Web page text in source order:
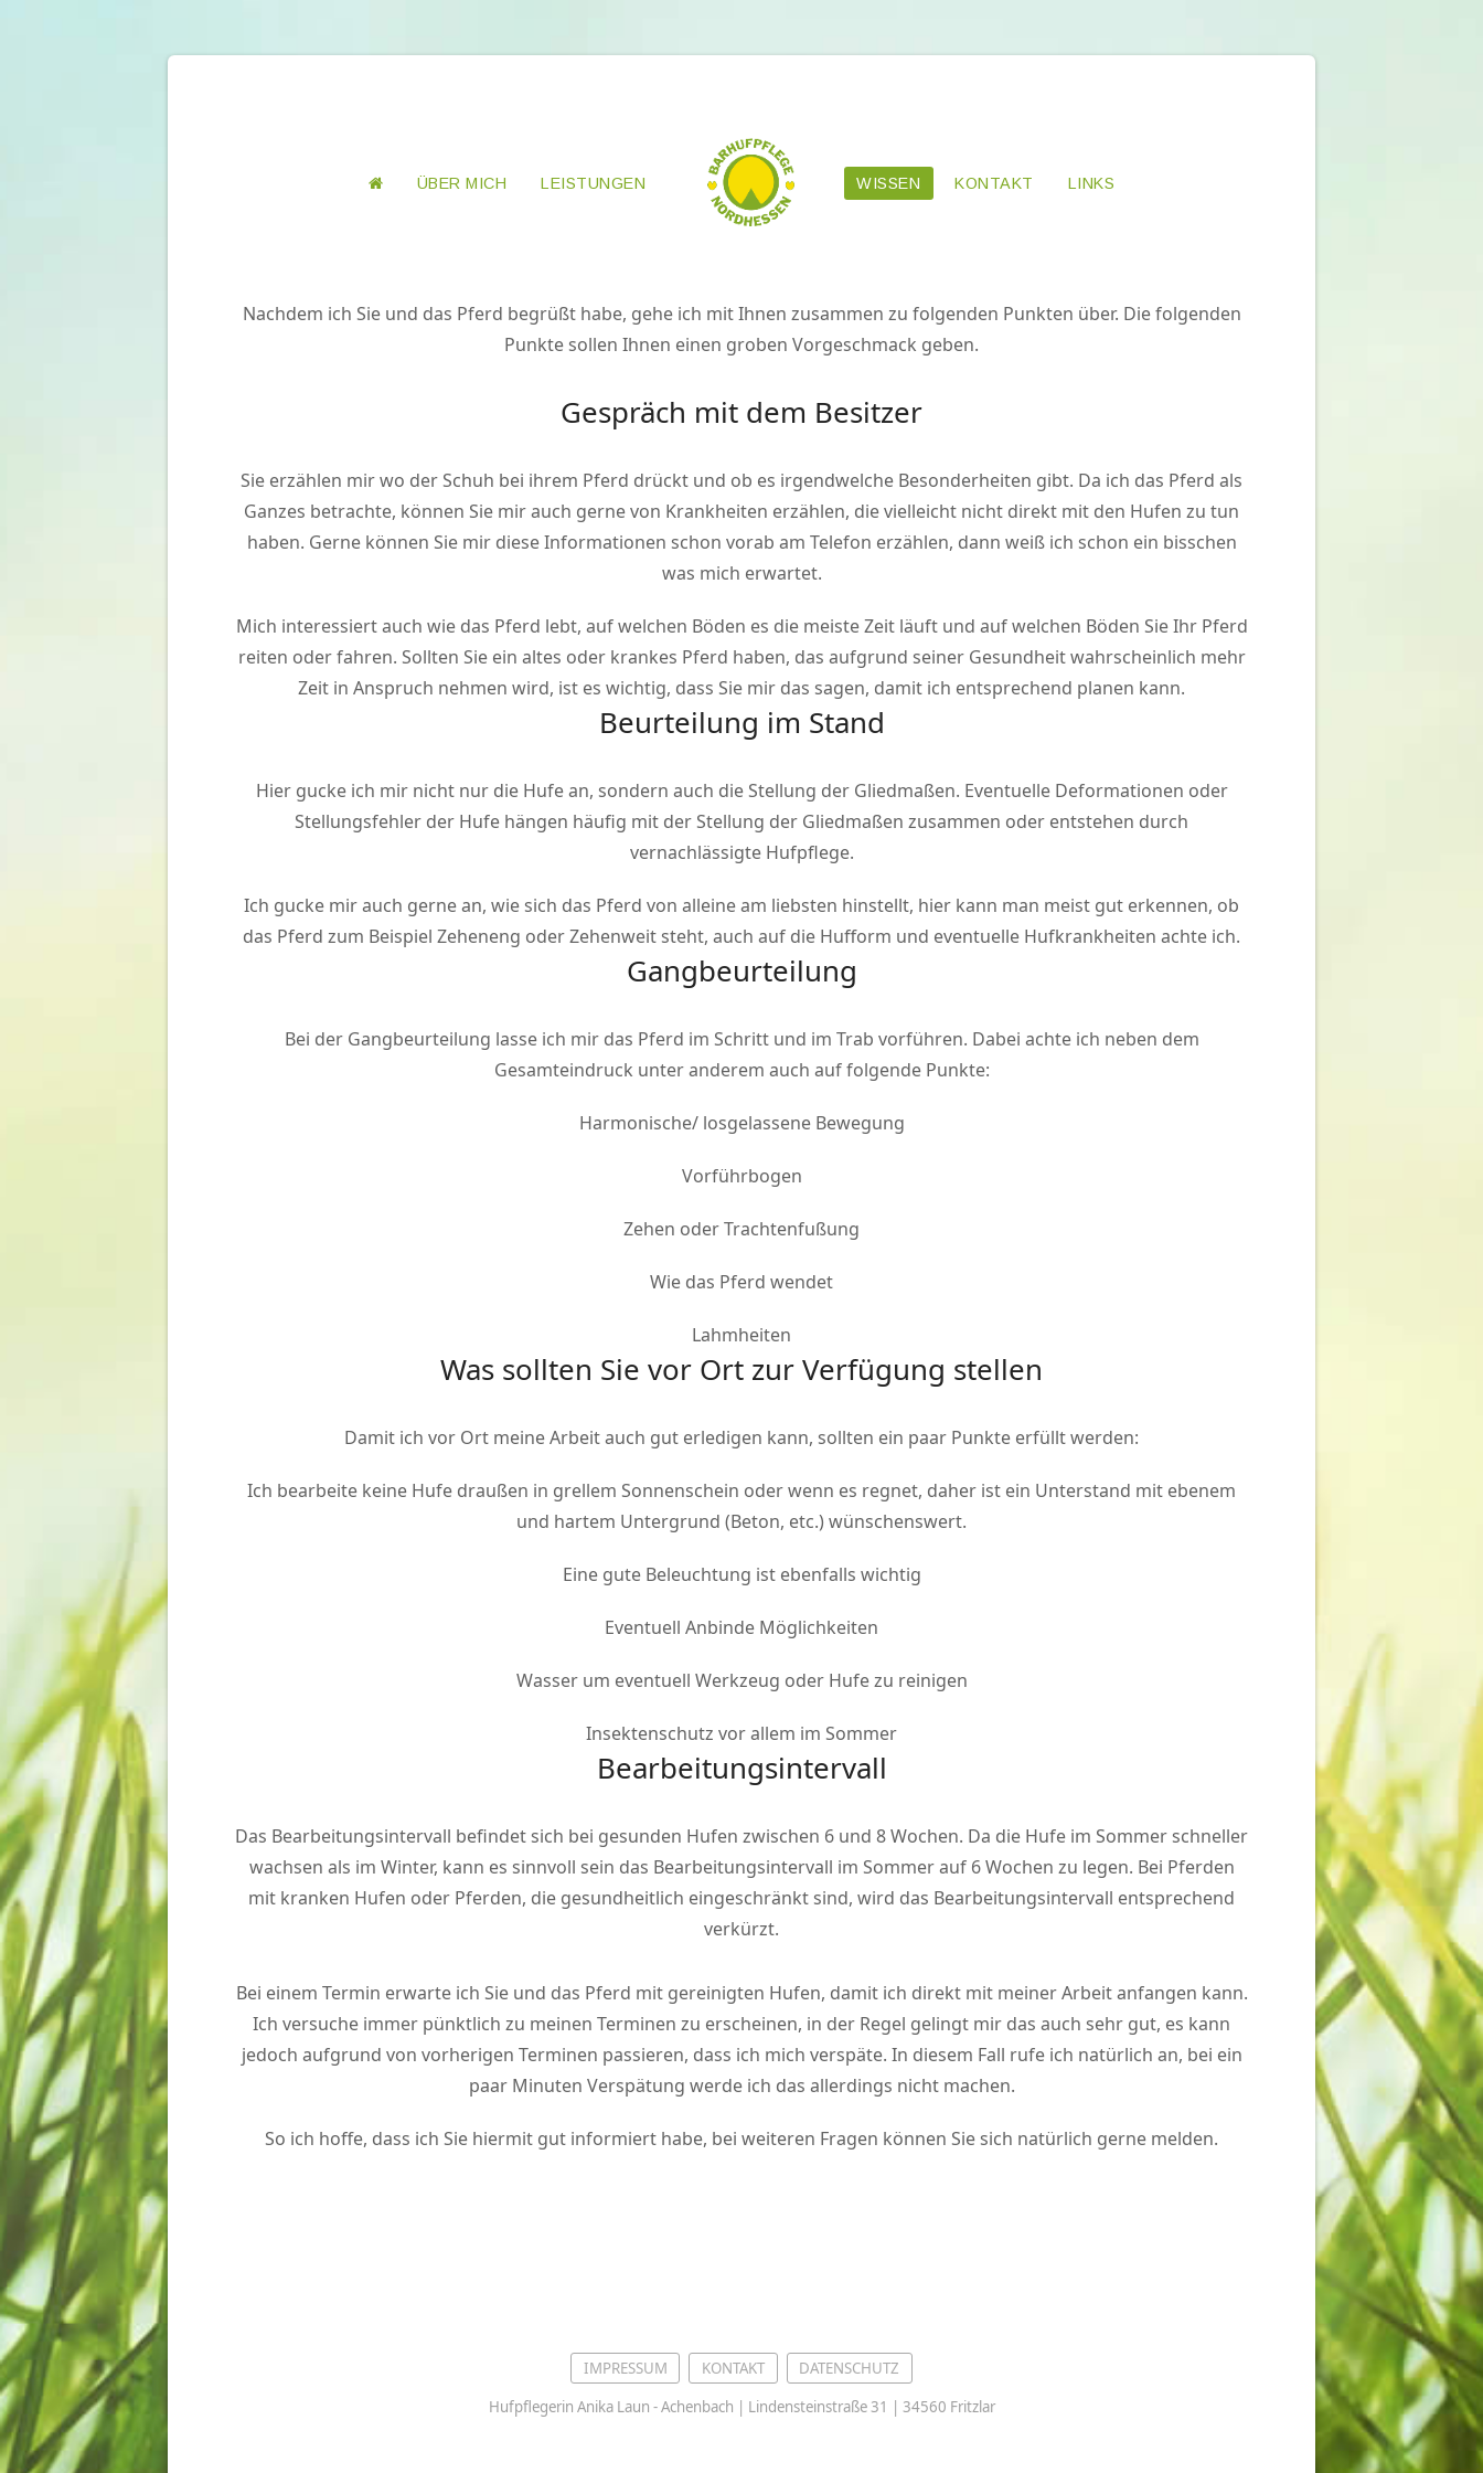
ÜBER MICH LEISTUNGEN WISSEN KONTAKT LINKS
Nachdem ich Sie und das Pferd begrüßt habe, gehe ich mit Ihnen zusammen zu folgenden Punkten über. Die folgenden
Punkte sollen Ihnen einen groben Vorgeschmack geben.
Gespräch mit dem Besitzer
Sie erzählen mir wo der Schuh bei ihrem Pferd drückt und ob es irgendwelche Besonderheiten gibt. Da ich das Pferd als
Ganzes betrachte, können Sie mir auch gerne von Krankheiten erzählen, die vielleicht nicht direkt mit den Hufen zu tun
haben. Gerne können Sie mir diese Informationen schon vorab am Telefon erzählen, dann weiß ich schon ein bisschen
was mich erwartet.
Mich interessiert auch wie das Pferd lebt, auf welchen Böden es die meiste Zeit läuft und auf welchen Böden Sie Ihr Pferd
reiten oder fahren. Sollten Sie ein altes oder krankes Pferd haben, das aufgrund seiner Gesundheit wahrscheinlich mehr
Zeit in Anspruch nehmen wird, ist es wichtig, dass Sie mir das sagen, damit ich entsprechend planen kann.
Beurteilung im Stand
Hier gucke ich mir nicht nur die Hufe an, sondern auch die Stellung der Gliedmaßen. Eventuelle Deformationen oder
Stellungsfehler der Hufe hängen häufig mit der Stellung der Gliedmaßen zusammen oder entstehen durch
vernachlässigte Hufpflege.
Ich gucke mir auch gerne an, wie sich das Pferd von alleine am liebsten hinstellt, hier kann man meist gut erkennen, ob
das Pferd zum Beispiel Zeheneng oder Zehenweit steht, auch auf die Hufform und eventuelle Hufkrankheiten achte ich.
Gangbeurteilung
Bei der Gangbeurteilung lasse ich mir das Pferd im Schritt und im Trab vorführen. Dabei achte ich neben dem
Gesamteindruck unter anderem auch auf folgende Punkte:
Harmonische/ losgelassene Bewegung
Vorführbogen
Zehen oder Trachtenfußung
Wie das Pferd wendet
Lahmheiten
Was sollten Sie vor Ort zur Verfügung stellen
Damit ich vor Ort meine Arbeit auch gut erledigen kann, sollten ein paar Punkte erfüllt werden:
Ich bearbeite keine Hufe draußen in grellem Sonnenschein oder wenn es regnet, daher ist ein Unterstand mit ebenem
und hartem Untergrund (Beton, etc.) wünschenswert.
Eine gute Beleuchtung ist ebenfalls wichtig
Eventuell Anbinde Möglichkeiten
Wasser um eventuell Werkzeug oder Hufe zu reinigen
Insektenschutz vor allem im Sommer
Bearbeitungsintervall
Das Bearbeitungsintervall befindet sich bei gesunden Hufen zwischen 6 und 8 Wochen. Da die Hufe im Sommer schneller
wachsen als im Winter, kann es sinnvoll sein das Bearbeitungsintervall im Sommer auf 6 Wochen zu legen. Bei Pferden
mit kranken Hufen oder Pferden, die gesundheitlich eingeschränkt sind, wird das Bearbeitungsintervall entsprechend
verkürzt.
Bei einem Termin erwarte ich Sie und das Pferd mit gereinigten Hufen, damit ich direkt mit meiner Arbeit anfangen kann.
Ich versuche immer pünktlich zu meinen Terminen zu erscheinen, in der Regel gelingt mir das auch sehr gut, es kann
jedoch aufgrund von vorherigen Terminen passieren, dass ich mich verspäte. In diesem Fall rufe ich natürlich an, bei ein
paar Minuten Verspätung werde ich das allerdings nicht machen.
So ich hoffe, dass ich Sie hiermit gut informiert habe, bei weiteren Fragen können Sie sich natürlich gerne melden.
IMPRESSUM KONTAKT
DATENSCHUTZ
Hufpflegerin Anika Laun - Achenbach | Lindensteinstraße 31 | 34560 Fritzlar